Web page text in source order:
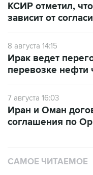
КСИР отметил,
зависит от
8 августа 14:15
Ирак ведет
перевозке нефти
7 августа 16:03
Иран и Оман
соглашения по
САМОЕ ЧИТАЕМОЕ